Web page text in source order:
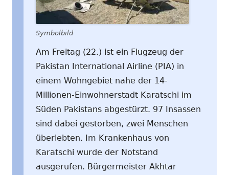
Symbolbild
Am Freitag (22.) ist ein Flugzeug der
Pakistan International Airline (PIA) in
einem Wohngebiet nahe der 14-
Millionen-Einwohnerstadt Karatschi im
Süden Pakistans abgestürzt. 97 Insassen
sind dabei gestorben, zwei Menschen
überlebten. Im Krankenhaus von
Karatschi wurde der Notstand
ausgerufen. Bürgermeister Akhtar